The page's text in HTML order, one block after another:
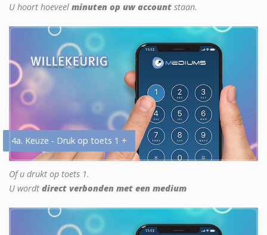
U hoort hoeveel minuten op uw account staan.
4a. Keuze - Druk op toets 1 +
Of u drukt op toets 1.
U wordt direct verbonden met een medium